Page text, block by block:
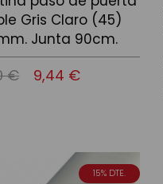
Gris Claro (45)
Junta 90cm.
€ 9,44 €
15% DTE.